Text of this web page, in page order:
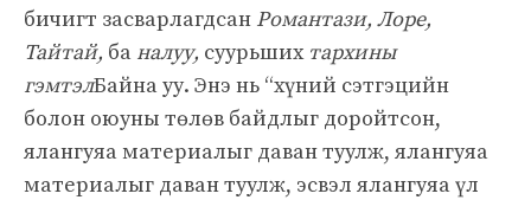
бичигт засварлагдсан Романтази, Лоре,
Тайтай, ба налуу, суурьших тархины
гэмтэлБайна уу. Энэ нь “хүний ​​сэтгэцийн
болон оюуны төлөв байдлыг доройтсон,
ялангуяа материалыг даван туулж, ялангуяа
материалыг даван туулж, эсвэл ялангуяа үл